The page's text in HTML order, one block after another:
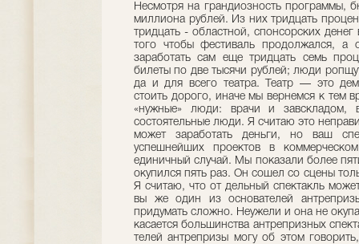
Несмотря на грандиоз­ность программы,
миллиона рублей. Из них тридцать
тридцать - областной, спон­сорских
то­го чтобы фестиваль продо­лжался, а
заработать сам еще тридцать семь
билеты по две тысячи рублей; люди
да и для всего театра. Театр — это
стоить дорого, иначе мы вернемся к тем
«нужные» люди: врачи и
состоятельные люди. Я считаю это
может заработать деньги, но ваш
успешнейших проектов в
единичный случай. Мы показа­ли более
окупился пять раз. Он сошел со сцены
Я считаю, что от­ дельный спектакль
вы же один из осно­вателей
придумать сложно. Неужели и она не
касается большинства антрепризных
телей антрепризы могу об этом